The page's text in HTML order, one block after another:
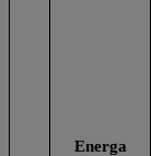
Energa